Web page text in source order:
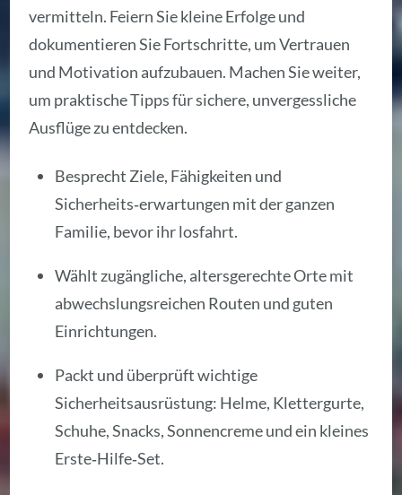
vermitteln. Feiern Sie kleine Erfolge und
dokumentieren Sie Fortschritte, um Vertrauen
und Motivation aufzubauen. Machen Sie weiter,
um praktische Tipps für sichere, unvergessliche
Ausflüge zu entdecken.
Besprecht Ziele, Fähigkeiten und
Sicherheits‑erwartungen mit der ganzen
Familie, bevor ihr losfahrt.
Wählt zugängliche, altersgerechte Orte mit
abwechslungsreichen Routen und guten
Einrichtungen.
Packt und überprüft wichtige
Sicherheitsausrüstung: Helme, Klettergurte,
Schuhe, Snacks, Sonnencreme und ein kleines
Erste‑Hilfe‑Set.